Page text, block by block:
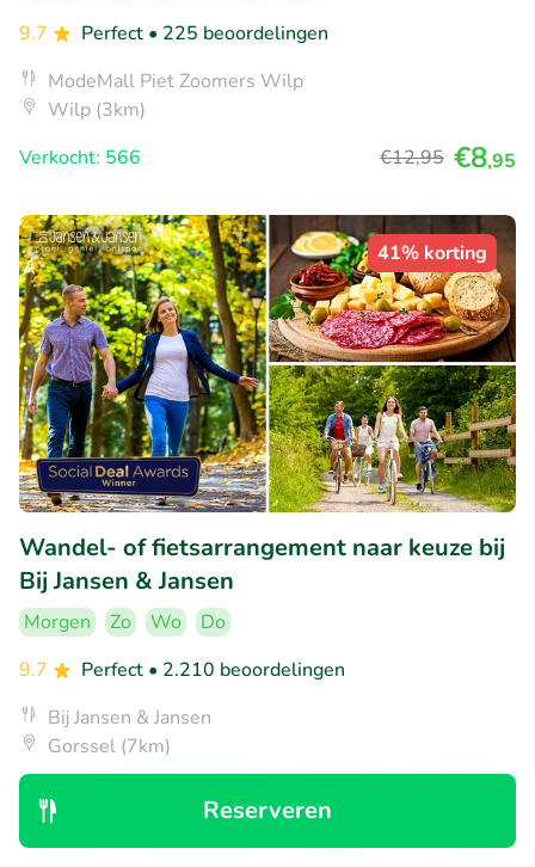
Reserveren
9.7
Perfect • 225 beoordelingen
ModeMall Piet Zoomers Wilp
Wilp (3km)
Verkocht: 566
€12,95 €8,95
41% korting
Wandel- of fietsarrangement naar keuze bij
Bij Jansen & Jansen
Morgen Zo Wo
Do
9.7
Perfect • 2.210 beoordelingen
Bij Jansen & Jansen
Gorssel (7km)
Verkocht: 447